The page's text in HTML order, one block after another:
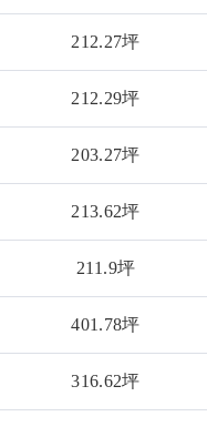
212.27坪
212.29坪
203.27坪
213.62坪
211.9坪
401.78坪
316.62坪